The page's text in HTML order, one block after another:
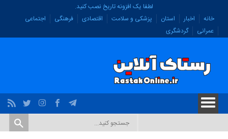
لطفا یک افزونه تاریخ نصب کنید.
خانه
اخبار استان پزشکی و سلامت اقتصادی فرهنگی
اجتماعی
عمرانی
گردشگری